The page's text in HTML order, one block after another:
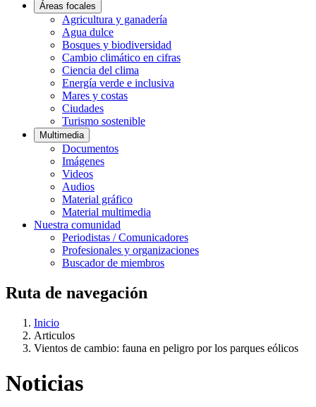
Áreas focales
Agricultura y ganadería
Agua dulce
Bosques y biodiversidad
Cambio climático en cifras
Ciencia del clima
Energía verde e inclusiva
Mares y costas
Ciudades
Turismo sostenible
Multimedia
Documentos
Imágenes
Videos
Audios
Material gráfico
Material multimedia
Nuestra comunidad
Periodistas / Comunicadores
Profesionales y organizaciones
Buscador de miembros
Ruta de navegación
Inicio
Articulos
Vientos de cambio: fauna en peligro por los parques eólicos
Noticias